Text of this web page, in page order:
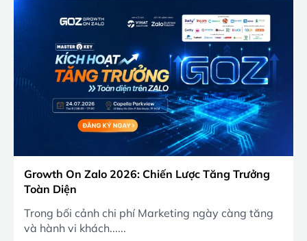
Growth On Zalo 2026: Chiến Lược Tăng Trưởng
Toàn Diện
Trong bối cảnh chi phí Marketing ngày càng tăng
và hành vi khách......